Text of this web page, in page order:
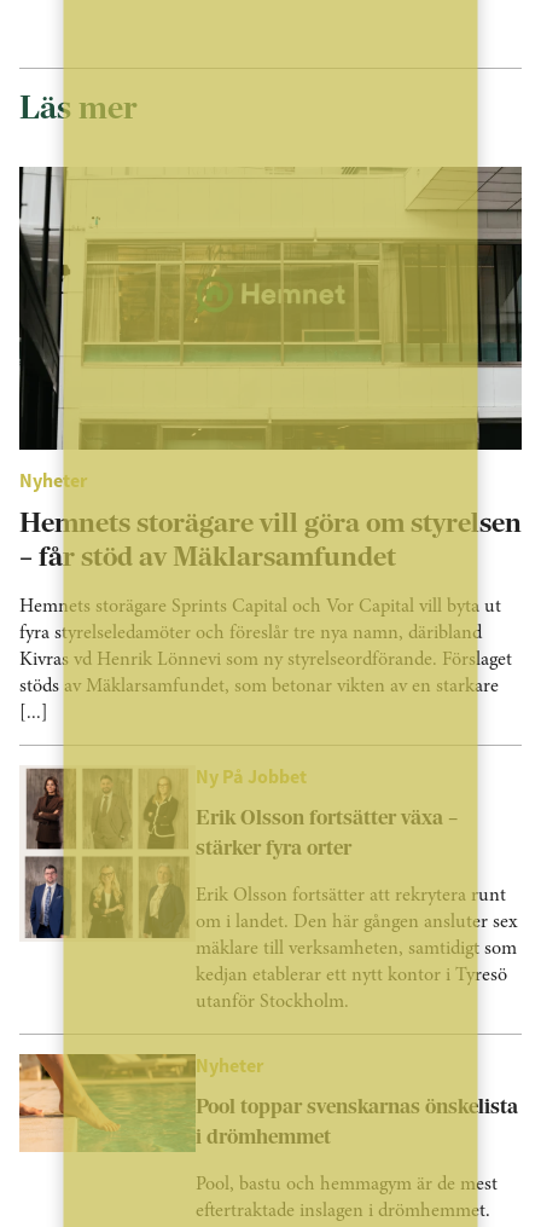
Läs mer
Nyheter
Hemnets storägare vill göra om styrelsen
– får stöd av Mäklarsamfundet
Hemnets storägare Sprints Capital och Vor Capital vill byta ut
fyra styrelseledamöter och föreslår tre nya namn, däribland
Kivras vd Henrik Lönnevi som ny styrelseordförande. Förslaget
stöds av Mäklarsamfundet, som betonar vikten av en starkare
[...]
Ny På Jobbet
Erik Olsson fortsätter växa –
stärker fyra orter
Erik Olsson fortsätter att rekrytera runt
om i landet. Den här gången ansluter sex
mäklare till verksamheten, samtidigt som
kedjan etablerar ett nytt kontor i Tyresö
utanför Stockholm.
Nyheter
Pool toppar svenskarnas önskelista
i drömhemmet
Pool, bastu och hemmagym är de mest
eftertraktade inslagen i drömhemmet.